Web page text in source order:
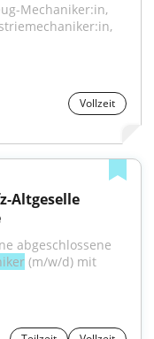
Mechaniker:in,
Vollzeit
Altgeselle
abgeschlossene
(m/w/d) mit